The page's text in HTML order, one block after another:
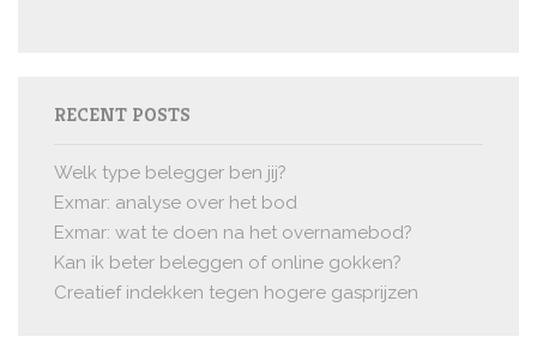
RECENT POSTS
Welk type belegger ben jij?
Exmar: analyse over het bod
Exmar: wat te doen na het overnamebod?
Kan ik beter beleggen of online gokken?
Creatief indekken tegen hogere gasprijzen